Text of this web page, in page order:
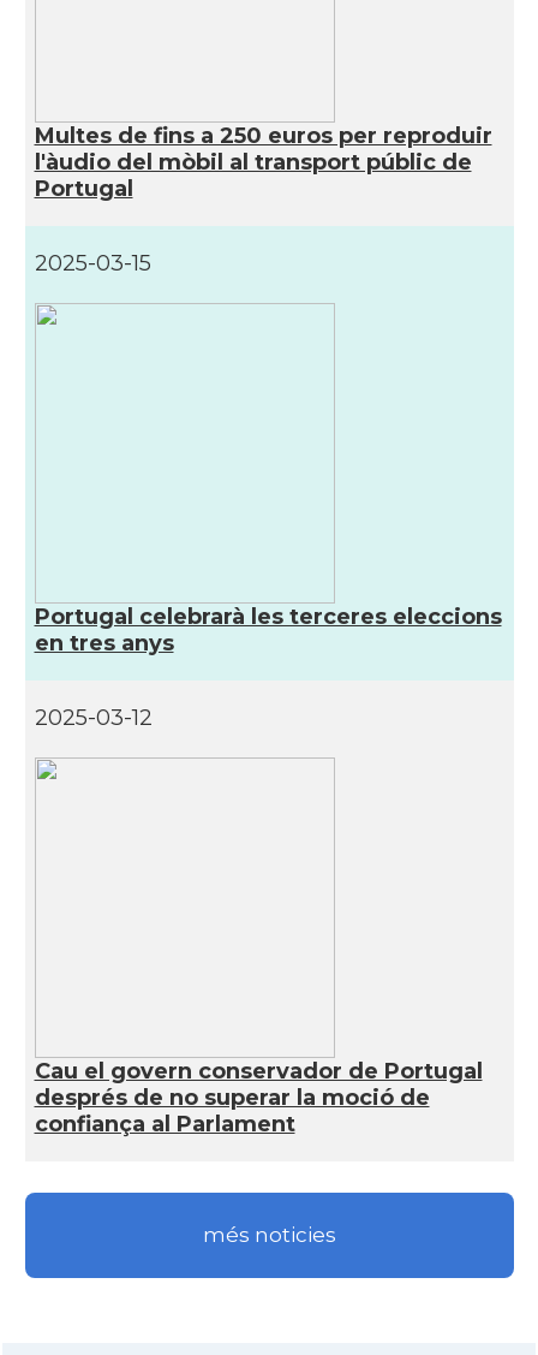
Multes de fins a 250 euros per reproduir
l'àudio del mòbil al transport públic de
Portugal
2025-03-15
Portugal celebrarà les terceres eleccions
en tres anys
2025-03-12
Cau el govern conservador de Portugal
després de no superar la moció de
confiança al Parlament
més noticies